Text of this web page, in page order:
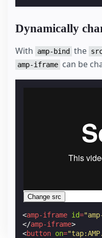
Dynamically
With amp-bind the
amp-iframe can be
Change src
<amp-iframe id=
</amp-iframe>
<button on=